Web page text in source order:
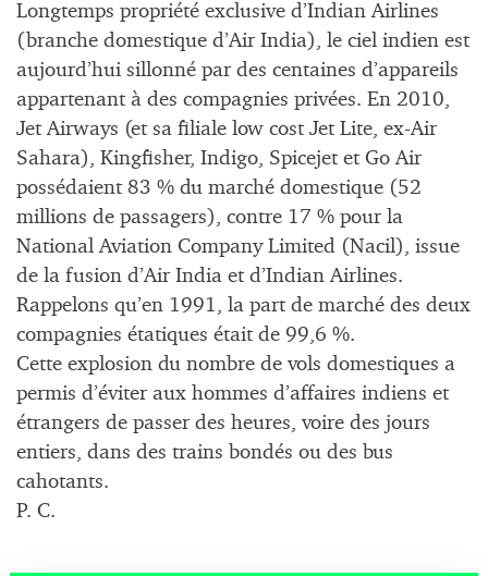
Longtemps propriété exclusive d’Indian Airlines
(branche domestique d’Air India), le ciel indien est
aujourd’hui sillonné par des centaines d’appareils
appartenant à des compagnies privées. En 2010,
Jet Airways (et sa filiale low cost Jet Lite, ex-Air
Sahara), Kingfisher, Indigo, Spicejet et Go Air
possédaient 83 % du marché domestique (52
millions de passagers), contre 17 % pour la
National Aviation Company Limited (Nacil), issue
de la fusion d’Air India et d’Indian Airlines.
Rappelons qu’en 1991, la part de marché des deux
compagnies étatiques était de 99,6 %.
Cette explosion du nombre de vols domestiques a
permis d’éviter aux hommes d’affaires indiens et
étrangers de passer des heures, voire des jours
entiers, dans des trains bondés ou des bus
cahotants.
P. C.